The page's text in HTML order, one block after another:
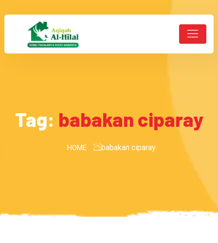
Tag: babakan ciparay
HOME babakan ciparay